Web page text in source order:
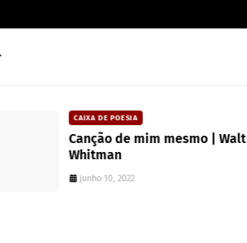
CAIXA DE POESIA
Canção de mim mesmo | Walt
Whitman
junho 10, 2022